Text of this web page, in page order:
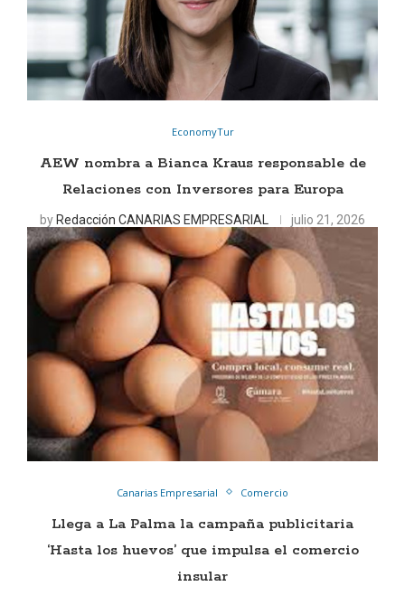
EconomyTur
AEW nombra a Bianca Kraus responsable de
Relaciones con Inversores para Europa
by Redacción CANARIAS EMPRESARIAL julio 21, 2026
Canarias Empresarial Comercio
Llega a La Palma la campaña publicitaria
‘Hasta los huevos’ que impulsa el comercio
insular